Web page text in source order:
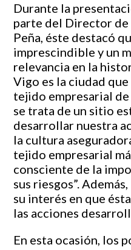
Durante la
parte del Director de
Peña, éste destacó
imprescindible y un
relevancia en la
Vigo es la ciudad
tejido empresarial
se trata de un sitio
desarrollar nuestra
la cultura
tejido empresarial
consciente de la
sus riesgos”.
su interés en que
las acciones
En esta ocasión, los